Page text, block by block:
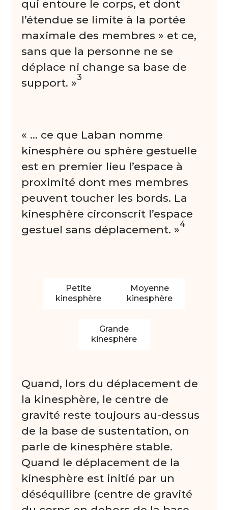
qui entoure le corps, et dont
l’étendue se limite à la portée
maximale des membres » et ce,
sans que la personne ne se
déplace ni change sa base de
support. »3
« … ce que Laban nomme
kinesphère ou sphère gestuelle
est en premier lieu l’espace à
proximité dont mes membres
peuvent toucher les bords. La
kinesphère circonscrit l’espace
gestuel sans déplacement. »4
Petite
kinesphère
Moyenne
kinesphère
Grande
kinesphère
Quand, lors du déplacement de
la kinesphère, le centre de
gravité reste toujours au-dessus
de la base de sustentation, on
parle de kinesphère stable.
Quand le déplacement de la
kinesphère est initié par un
déséquilibre (centre de gravité